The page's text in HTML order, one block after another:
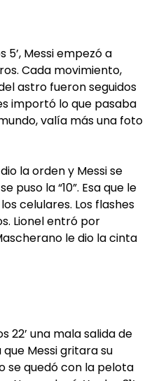
Messi empezó a
Cada movimiento,
astro fueron seguidos
importó lo que pasaba
valía más una foto
la orden y Messi se
la “10”. Esa que le
celulares. Los flashes
Lionel entró por
le dio la cinta
22’ una mala salida de
Messi gritara su
se quedó con la pelota